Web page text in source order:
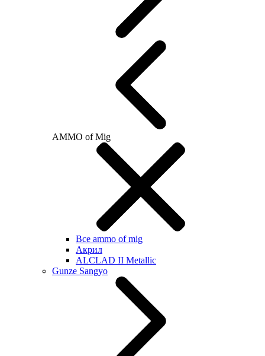
AMMO of Mig
Все ammo of mig
Акрил
ALCLAD II Metallic
Gunze Sangyo